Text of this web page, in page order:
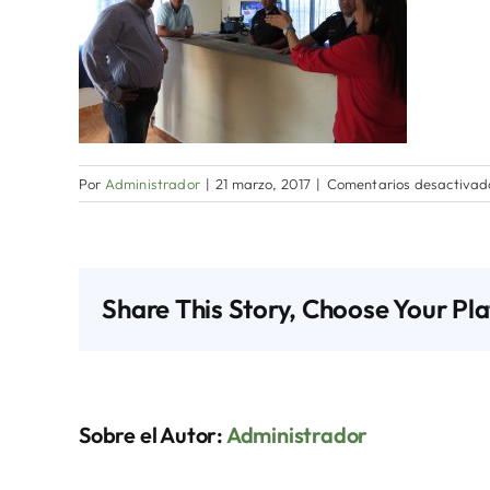
Por Administrador | 21 marzo, 2017 | Comentarios
Share This Story, Choose Your
Sobre el Autor: Administrador